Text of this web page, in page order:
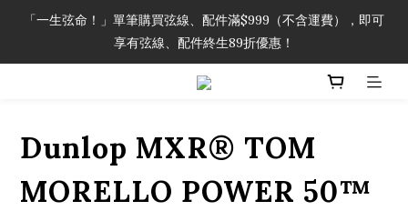
「一生弦命！」單筆購買弦線、配件滿$999（不含運費），即可
享有弦線、配件終生89折優惠！
「一生弦命！」單筆購買弦線、配件滿$999（不含運費），即可
享有弦線、配件終生89折優惠！
加入會員即領2000元購物金。 加入購物車查看更多折扣！
「一生弦命！」單筆購買弦線、配件滿$999（不含運費），即可
享有弦線、配件終生89折優惠！
Dunlop MXR® TOM
MORELLO POWER 50™